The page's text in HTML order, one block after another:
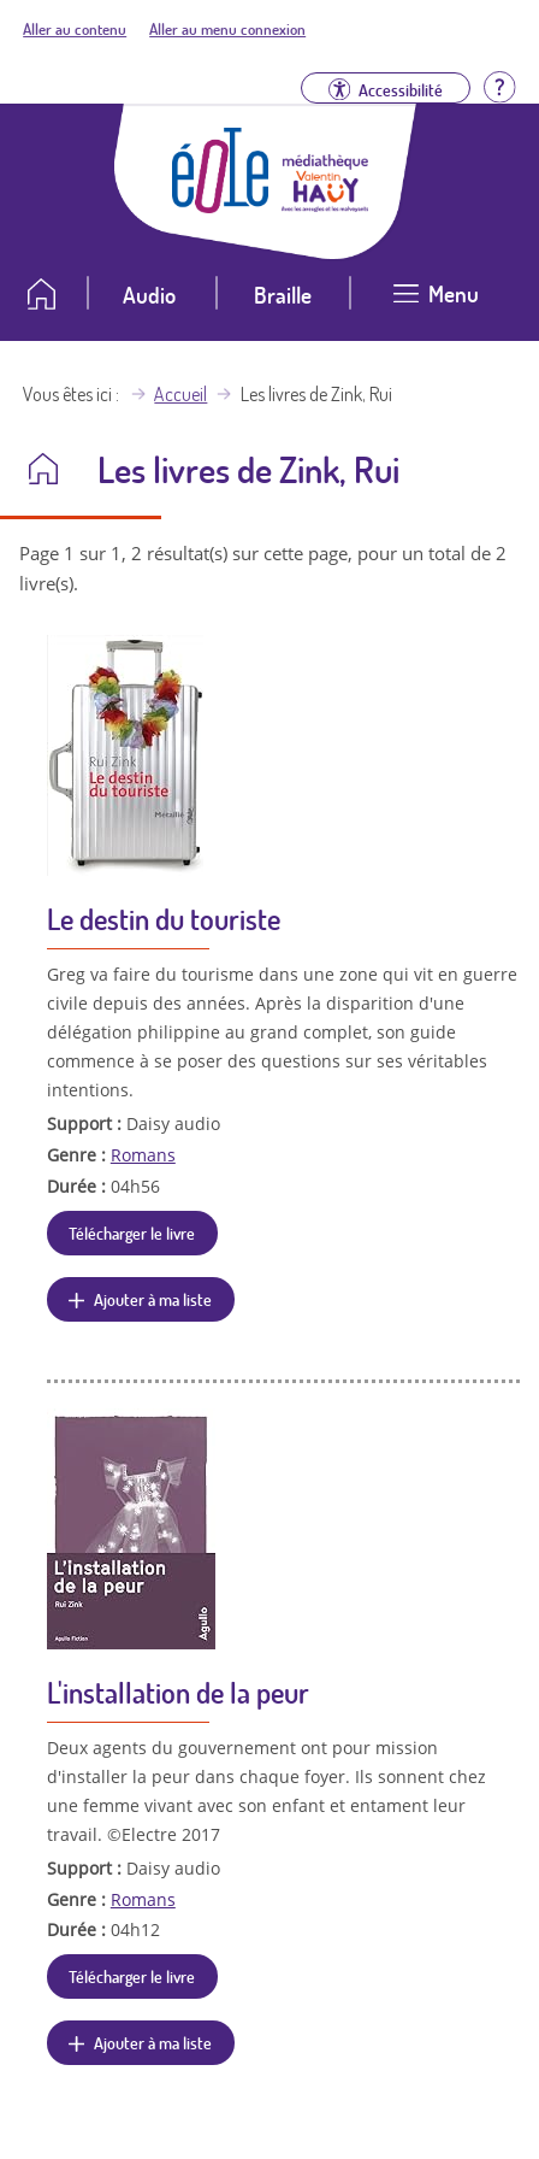
Aller au contenu Aller au menu connexion
Accessibilité
Audio Braille Menu
Vous êtes ici Accueil Les livres de Zink, Rui
Les livres de Zink, Rui
Page 1 sur 1, 2 résultat(s) sur cette page, pour un total de 2
livre(s).
Le destin du touriste
Greg va faire du tourisme dans une zone qui vit en guerre
civile depuis des années. Après la disparition d'une
délégation philippine au grand complet, son guide
commence à se poser des questions sur ses véritables
intentions.
Support : Daisy audio
Genre : Romans
Durée : 04h56
Télécharger le livre
Ajouter à ma liste
L'installation de la peur
Deux agents du gouvernement ont pour mission
d'installer la peur dans chaque foyer. Ils sonnent chez
une femme vivant avec son enfant et entament leur
travail. ©Electre 2017
Support : Daisy audio
Genre : Romans
Durée : 04h12
Télécharger le livre
Ajouter à ma liste